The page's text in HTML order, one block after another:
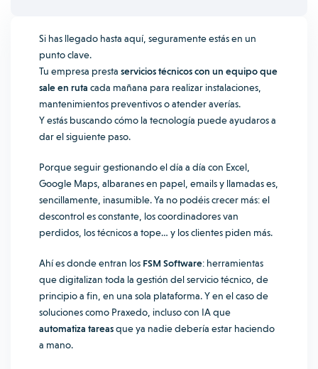
Si has llegado hasta aquí, seguramente estás en un
punto clave.
Tu empresa presta servicios técnicos con un equipo que
sale en ruta cada mañana para realizar instalaciones,
mantenimientos preventivos o atender averías.
Y estás buscando cómo la tecnología puede ayudaros a
dar el siguiente paso.
Porque seguir gestionando el día a día con Excel,
Google Maps, albaranes en papel, emails y llamadas es,
sencillamente, inasumible. Ya no podéis crecer más: el
descontrol es constante, los coordinadores van
perdidos, los técnicos a tope… y los clientes piden más.
Ahí es donde entran los FSM Software: herramientas
que digitalizan toda la gestión del servicio técnico, de
principio a fin, en una sola plataforma. Y en el caso de
soluciones como Praxedo, incluso con IA que
automatiza tareasque ya nadie debería estar haciendo
a mano.